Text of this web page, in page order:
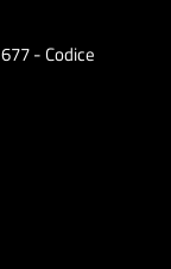
- Codice